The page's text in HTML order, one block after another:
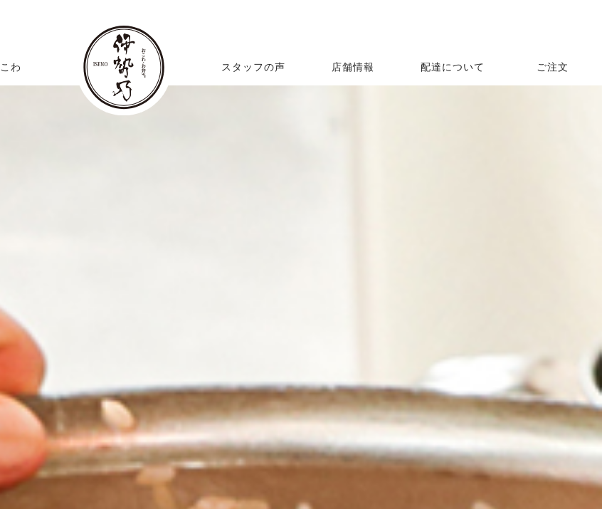
わ スタッフの声 店舗情報 配達について ご注文